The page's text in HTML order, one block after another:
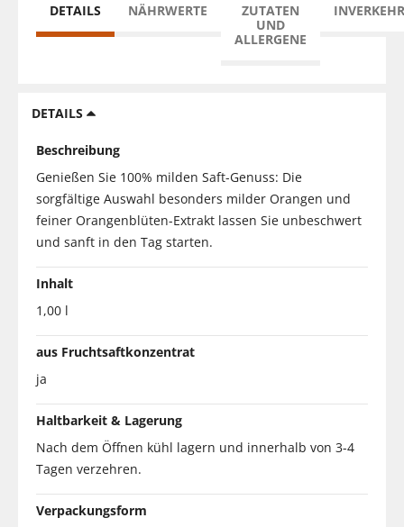
DETAILS NÄHRWERTE
ZUTATEN
UND
ALLERGENE
DETAILS
Beschreibung
Genießen Sie 100% milden Saft-Genuss: Die
sorgfältige Auswahl besonders milder Orangen und
feiner Orangenblüten-Extrakt lassen Sie unbeschwert
und sanft in den Tag starten.
Inhalt
1,00 l
aus Fruchtsaftkonzentrat
ja
Haltbarkeit & Lagerung
Nach dem Öffnen kühl lagern und innerhalb von 3-4
Tagen verzehren.
Verpackungsform